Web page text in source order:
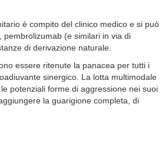
è compito del clinico medico e si può
(e similari in via di
di derivazione naturale.
essere ritenute la panacea per tutti i
sinergico. La lotta multimodale
potenziali forme di aggressione nei suoi
la guarigione completa, di